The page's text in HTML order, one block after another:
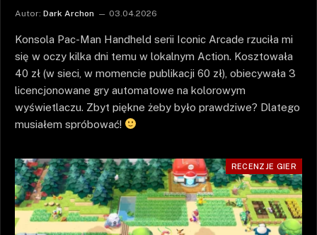
Autor: Dark Archon 03.04.2026
Konsola Pac-Man Handheld serii Iconic Arcade rzuciła mi
się w oczy kilka dni temu w lokalnym Action. Kosztowała
40 zł (w sieci, w momencie publikacji 60 zł), obiecywała 3
licencjonowane gry automatowe na kolorowym
wyświetlaczu. Zbyt piękne żeby było prawdziwe? Dlatego
musiałem spróbować!
RECENZJE GIER